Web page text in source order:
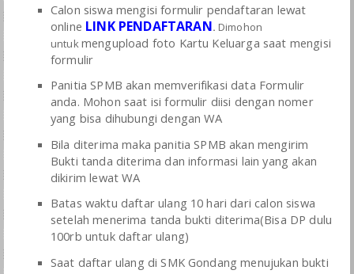
PKL PRAKRIN
GALERI
SPMB
Calon siswa mengisi formulir pendaftaran lewat
online LINK PENDAFTARAN. Dimohon
untuk mengupload foto Kartu Keluarga saat mengisi
formulir
Panitia SPMB akan memverifikasi data Formulir
anda. Mohon saat isi formulir diisi dengan nomer
yang bisa dihubungi dengan WA
Bila diterima maka panitia SPMB akan mengirim
Bukti tanda diterima dan informasi lain yang akan
dikirim lewat WA
Batas waktu daftar ulang 10 hari dari calon siswa
setelah menerima tanda bukti diterima(Bisa DP dulu
100rb untuk daftar ulang)
Saat daftar ulang di SMK Gondang menujukan bukti